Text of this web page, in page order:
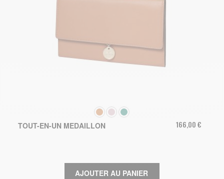
COULEUR
TOUT-EN-UN MEDAILLON 166,00 €
AJOUTER AU PANIER